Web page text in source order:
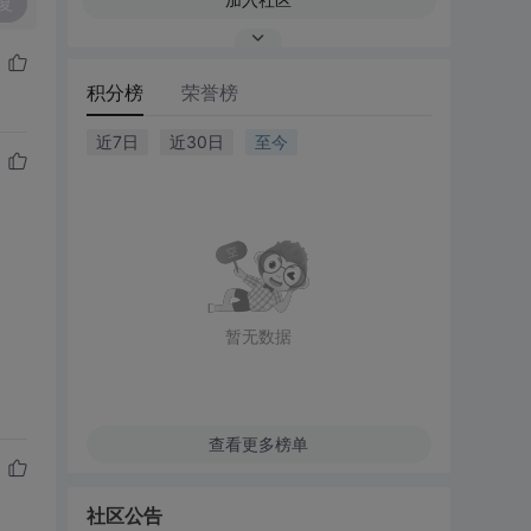
积分榜 荣誉榜
近7日 近30日 至今
暂无数据
查看更多榜单
社区公告